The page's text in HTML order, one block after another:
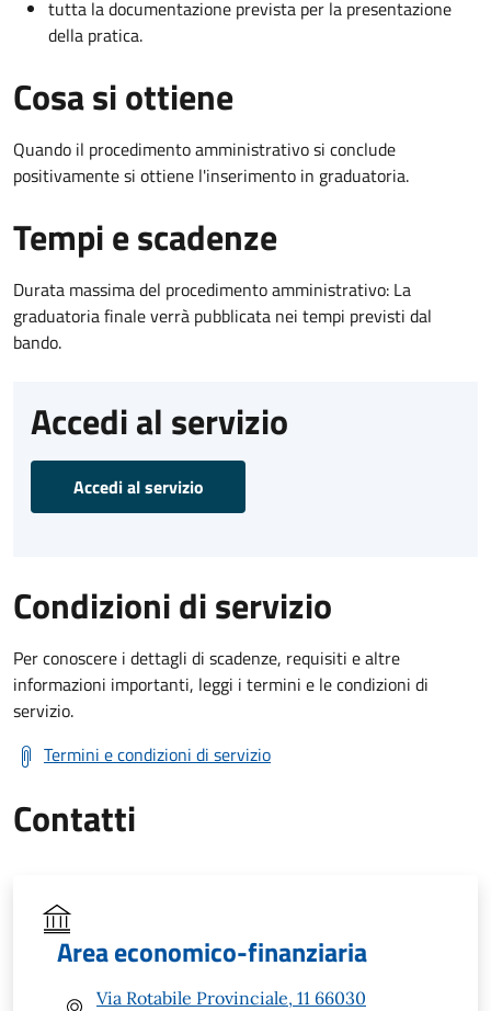
tutta la documentazione prevista per la presentazione
della pratica.
Cosa si ottiene
Quando il procedimento amministrativo si conclude
positivamente si ottiene l'inserimento in graduatoria.
Tempi e scadenze
Durata massima del procedimento amministrativo: La
graduatoria finale verrà pubblicata nei tempi previsti dal
bando.
Accedi al servizio
Accedi al servizio
Condizioni di servizio
Per conoscere i dettagli di scadenze, requisiti e altre
informazioni importanti, leggi i termini e le condizioni di
servizio.
Termini e condizioni di servizio
Contatti
Area economico-finanziaria
Via Rotabile Provinciale, 11 66030